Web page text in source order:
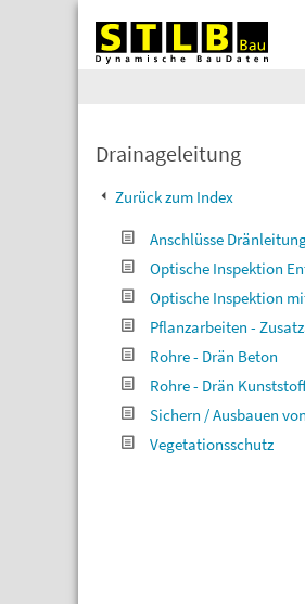
Drainageleitung
Zurück zum Index
Anschlüsse
Optische Inspektion
Optische Inspektion
Pflanzarbeiten -
Rohre - Drän Beton
Rohre - Drän
Sichern / Ausbauen
Vegetationsschutz